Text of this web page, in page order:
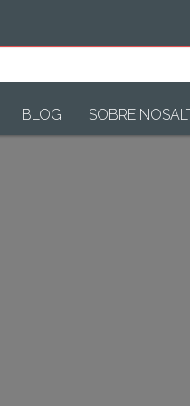
BLOG SOBRE